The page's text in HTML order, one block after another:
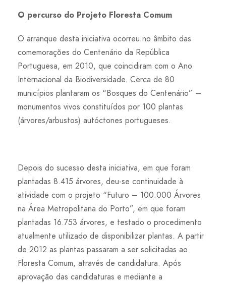
O percurso do Projeto Floresta Comum
O arranque desta iniciativa ocorreu no âmbito das
comemorações do Centenário da República
Portuguesa, em 2010, que coincidiram com o Ano
Internacional da Biodiversidade. Cerca de 80
municípios plantaram os “Bosques do Centenário” –
monumentos vivos constituídos por 100 plantas
(árvores/arbustos) autóctones portugueses.
Depois do sucesso desta iniciativa, em que foram
plantadas 8.415 árvores, deu-se continuidade à
atividade com o projeto “Futuro – 100.000 Árvores
na Área Metropolitana do Porto”, em que foram
plantadas 16.753 árvores, e testado o procedimento
atualmente utilizado de disponibilizar plantas. A partir
de 2012 as plantas passaram a ser solicitadas ao
Floresta Comum, através de candidatura. Após
aprovação das candidaturas e mediante a